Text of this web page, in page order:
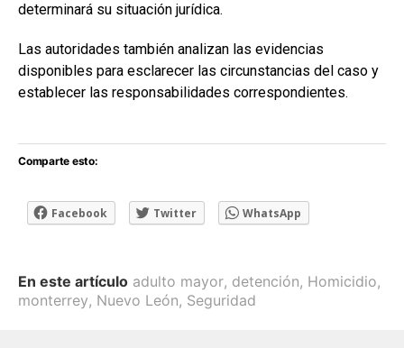
determinará su situación jurídica.
Las autoridades también analizan las evidencias
disponibles para esclarecer las circunstancias del caso y
establecer las responsabilidades correspondientes.
Comparte esto:
Facebook Twitter WhatsApp
En este artículo adulto mayor, detención, Homicidio,
monterrey, Nuevo León, Seguridad